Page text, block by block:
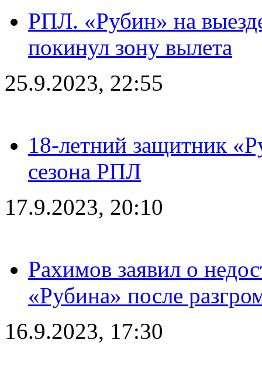
РПЛ. «Рубин» на
покинул зону вылета
25.9.2023, 22:55
18-летний защитник
сезона РПЛ
17.9.2023, 20:10
Рахимов заявил о
«Рубина» после
16.9.2023, 17:30